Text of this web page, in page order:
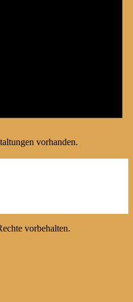
vorhanden.
vorbehalten.